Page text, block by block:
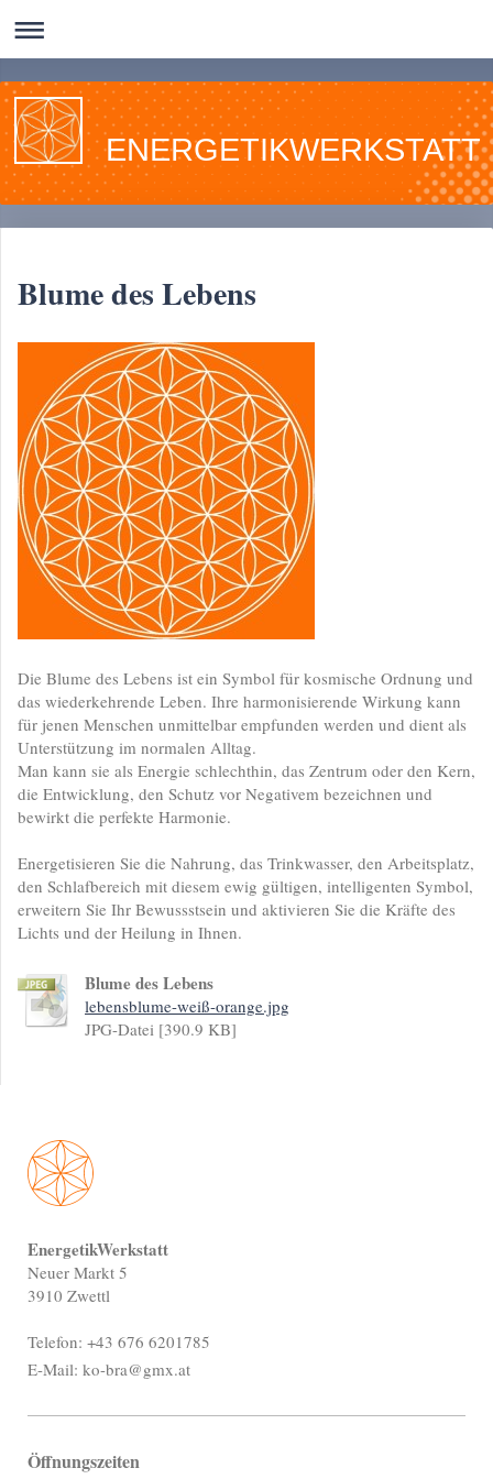
ENERGETIKWERKSTATT
Blume des Lebens
Die Blume des Lebens ist ein Symbol für kosmische Ordnung und
das wiederkehrende Leben. Ihre harmonisierende Wirkung kann
für jenen Menschen unmittelbar empfunden werden und dient als
Unterstützung im normalen Alltag.
Man kann sie als Energie schlechthin, das Zentrum oder den Kern,
die Entwicklung, den Schutz vor Negativem bezeichnen und
bewirkt die perfekte Harmonie.
Energetisieren Sie die Nahrung, das Trinkwasser, den Arbeitsplatz,
den Schlafbereich mit diesem ewig gültigen, intelligenten Symbol,
erweitern Sie Ihr Bewussstsein und aktivieren Sie die Kräfte des
Lichts und der Heilung in Ihnen.
Blume des Lebens
lebensblume-weiß-orange.jpg
JPG-Datei [390.9 KB]
EnergetikWerkstatt
Neuer Markt 5
3910 Zwettl
Telefon: +43 676 6201785
E-Mail: ko-bra@gmx.at
Öffnungszeiten